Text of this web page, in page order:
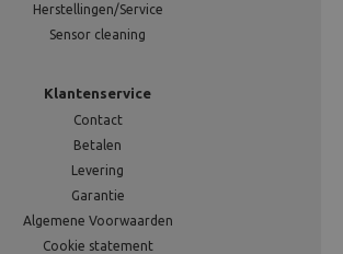
Herstellingen/Service
Sensor cleaning
Klantenservice
Contact
Betalen
Levering
Garantie
Algemene Voorwaarden
Cookie statement